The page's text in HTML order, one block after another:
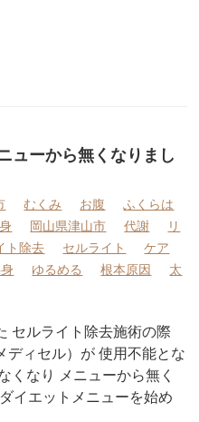
ューから無くなりまし
むくみ お腹
ふくらは
岡山県津山市 代謝
リ
ト除去 セルライト
ケア
ゆるめる 根本原因
太
セルライト除去施術の際
ディセル）が 使用不能とな
くなり メニューから無く
イエットメニューを始め